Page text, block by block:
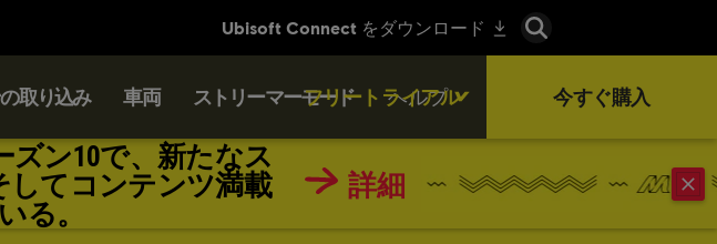
ズン10で、新たなス
してコンテンツ満載
る。
詳細
取り込み 車両 ストリーマーモード ヘルプ
フリートライアル 今すぐ購入